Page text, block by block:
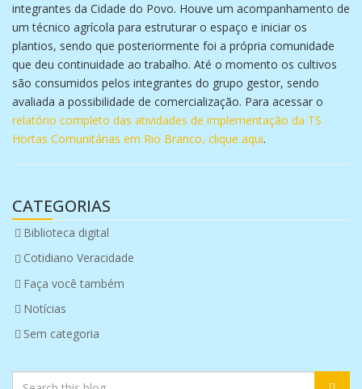
integrantes da Cidade do Povo. Houve um acompanhamento de
um técnico agrícola para estruturar o espaço e iniciar os
plantios, sendo que posteriormente foi a própria comunidade
que deu continuidade ao trabalho. Até o momento os cultivos
são consumidos pelos integrantes do grupo gestor, sendo
avaliada a possibilidade de comercialização. Para acessar o
relatório completo das atividades de implementação da TS
Hortas Comunitárias em Rio Branco, clique aqui.
CATEGORIAS
Biblioteca digital
Cotidiano Veracidade
Faça você também
Notícias
Sem categoria